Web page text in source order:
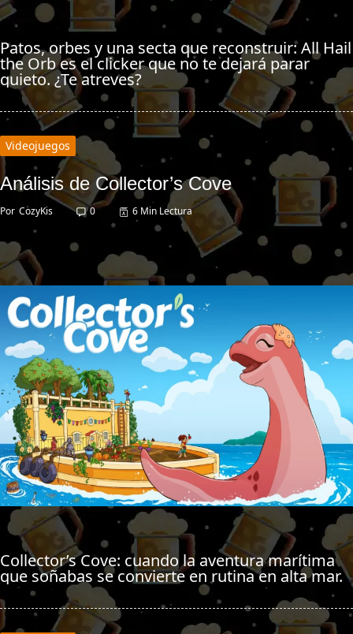
Patos, orbes y una secta que reconstruir: All Hail
the Orb es el clicker que no te dejará parar
quieto. ¿Te atreves?
Videojuegos
Análisis de Collector’s Cove
Por CozyKis 0 6 Min Lectura
Collector’s Cove: cuando la aventura marítima
que soñabas se convierte en rutina en alta mar.